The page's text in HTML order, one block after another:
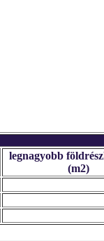
legnagyobb
(m2)